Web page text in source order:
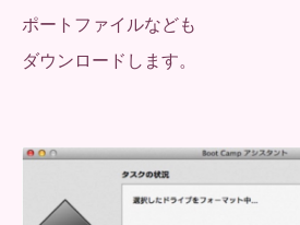
ポートファイルなども
ダウンロードします。